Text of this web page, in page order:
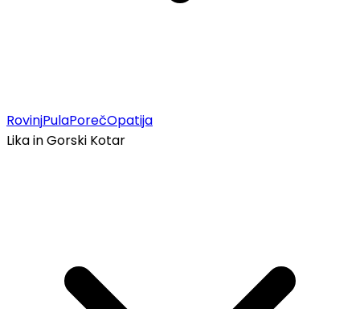
RovinjPulaPorečOpatija
Lika in Gorski Kotar